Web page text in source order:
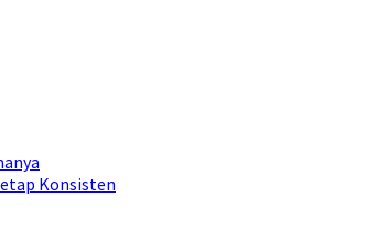
Konsisten